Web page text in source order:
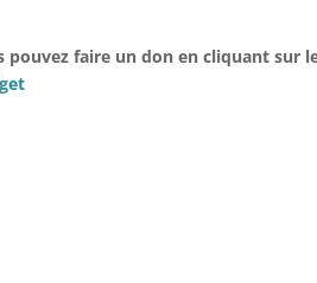
pouvez faire un don en cliquant sur